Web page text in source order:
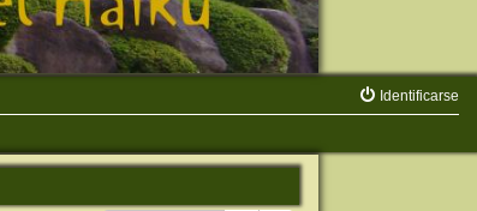
Identificarse